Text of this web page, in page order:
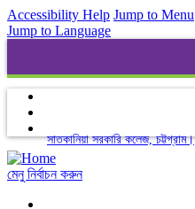
Accessibility Help Jump to Menu
Jump to Language
সাতকানিয়া সরকারি কলেজ, চট্টগ্রাম।
মেনু নির্বাচন করুন